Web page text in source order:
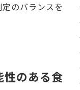
のバランスを
性のある食